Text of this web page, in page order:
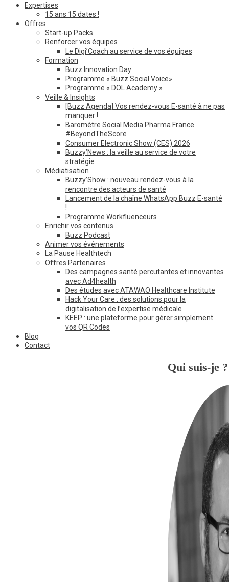
Expertises
15 ans 15 dates !
Offres
Start-up Packs
Renforcer vos équipes
Le Digi’Coach au service de vos équipes
Formation
Buzz Innovation Day
Programme « Buzz Social Voice»
Programme « DOL Academy »
Veille & Insights
[Buzz Agenda] Vos rendez-vous E-santé à ne pas
manquer !
Baromètre Social Media Pharma France
#BeyondTheScore
Consumer Electronic Show (CES) 2026
Buzzy’News : la veille au service de votre
stratégie
Médiatisation
Buzzy’Show : nouveau rendez-vous à la
rencontre des acteurs de santé
Lancement de la chaîne WhatsApp Buzz E-santé
!
Programme Workfluenceurs
Enrichir vos contenus
Buzz Podcast
Animer vos événements
La Pause Healthtech
Offres Partenaires
Des campagnes santé percutantes et innovantes
avec Ad4health
Des études avec ATAWAO Healthcare Institute
Hack Your Care : des solutions pour la
digitalisation de l’expertise médicale
KEEP : une plateforme pour gérer simplement
vos QR Codes
Blog
Contact
Qui suis-je ?